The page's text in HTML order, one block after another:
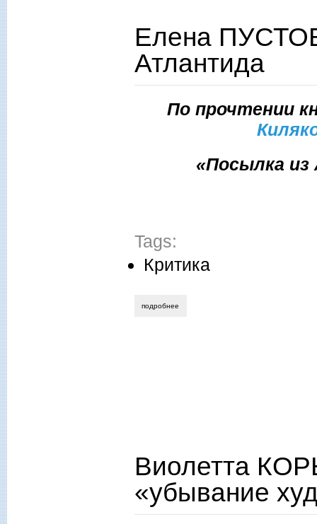
Елена
Атлантида
По прочтении
«Посылка из
Tags:
Критика
подробнее
Виолетта
«убывание